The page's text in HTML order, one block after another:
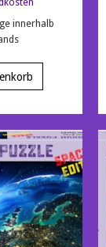
innerhalb